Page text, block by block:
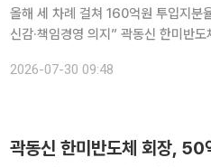
올해 세 차례 걸쳐 160억원 투입지
신감·책임경영 의지” 곽동신 한미반도체 회장이 사재 50억원을 투입해 회사 주식을 추가로 매입했
의지를 드러냈다. 한미반도
2026-07-30 09:48
곽동신 한미반도체 회장, 50